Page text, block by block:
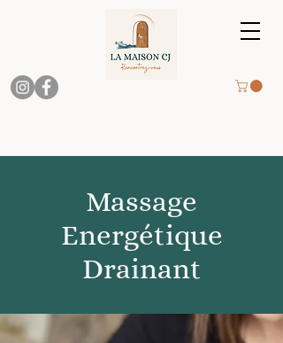
Massage
Energétique
Drainant